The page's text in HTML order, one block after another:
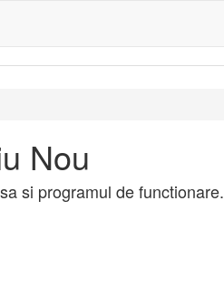
Nou
si programul de functionare.